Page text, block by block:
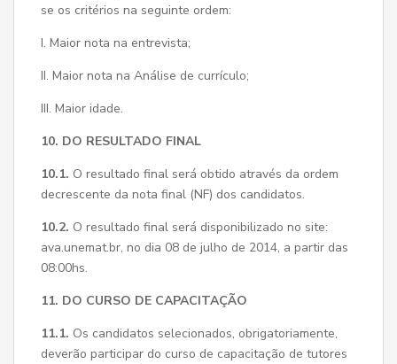
se os critérios na seguinte ordem:
I. Maior nota na entrevista;
II. Maior nota na Análise de currículo;
III. Maior idade.
10. DO RESULTADO FINAL
10.1. O resultado final será obtido através da ordem
decrescente da nota final (NF) dos candidatos.
10.2. O resultado final será disponibilizado no site:
ava.unemat.br, no dia 08 de julho de 2014, a partir das
08:00hs.
11. DO CURSO DE CAPACITAÇÃO
11.1. Os candidatos selecionados, obrigatoriamente,
deverão participar do curso de capacitação de tutores